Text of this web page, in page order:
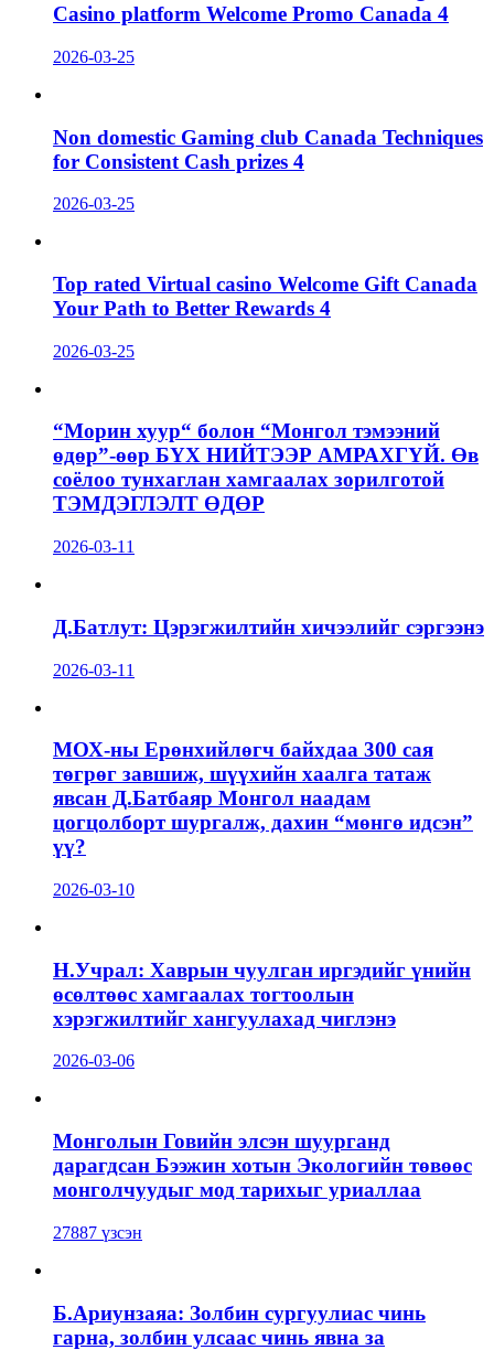
Casino platform Welcome Promo Canada 4
2026-03-25
Non domestic Gaming club Canada Techniques
for Consistent Cash prizes 4
2026-03-25
Top rated Virtual casino Welcome Gift Canada
Your Path to Better Rewards 4
2026-03-25
“Морин хуур“ болон “Монгол тэмээний
өдөр”-өөр БҮХ НИЙТЭЭР АМРАХГҮЙ. Өв
соёлоо тунхаглан хамгаалах зорилготой
ТЭМДЭГЛЭЛТ ӨДӨР
2026-03-11
Д.Батлут: Цэрэгжилтийн хичээлийг сэргээнэ
2026-03-11
МОХ-ны Ерөнхийлөгч байхдаа 300 сая
төгрөг завшиж, шүүхийн хаалга татаж
явсан Д.Батбаяр Монгол наадам
цогцолборт шургалж, дахин “мөнгө идсэн”
үү?
2026-03-10
Н.Учрал: Хаврын чуулган иргэдийг үнийн
өсөлтөөс хамгаалах тогтоолын
хэрэгжилтийг хангуулахад чиглэнэ
2026-03-06
Монголын Говийн элсэн шуурганд
дарагдсан Бээжин хотын Экологийн төвөөс
монголчуудыг мод тарихыг уриаллаа
27887 үзсэн
Б.Ариунзаяа: Золбин сургуулиас чинь
гарна, золбин улсаас чинь явна за